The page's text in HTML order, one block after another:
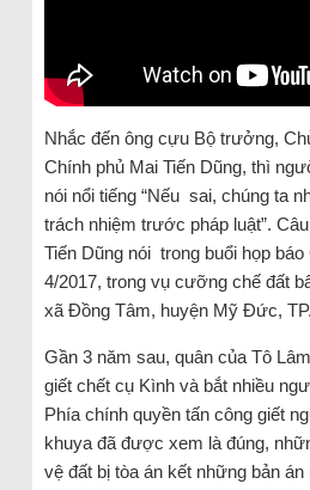
Nhắc đến ông cựu Bộ trưởng,
Chính phủ Mai Tiến Dũng, thì
nói nổi tiếng “Nếu sai, chúng ta
trách nhiệm trước pháp luật”.
Tiến Dũng nói trong buổi họp
4/2017, trong vụ cưỡng chế đất
xã Đồng Tâm, huyện Mỹ Đức,
Gần 3 năm sau, quân của Tô
giết chết cụ Kình và bắt nhiều
Phía chính quyền tấn công giết
khuya đã được xem là đúng,
vệ đất bị tòa án kết những bản